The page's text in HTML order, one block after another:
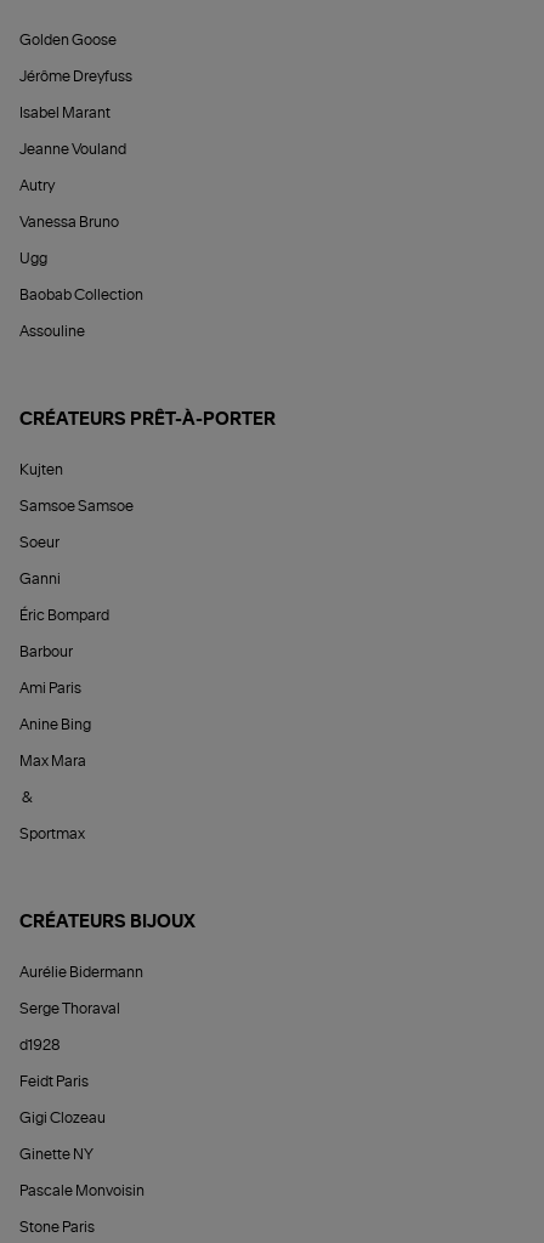
Golden Goose
Jérôme Dreyfuss
Isabel Marant
Jeanne Vouland
Autry
Vanessa Bruno
Ugg
Baobab Collection
Assouline
CRÉATEURS PRÊT-À-PORTER
Kujten
Samsoe Samsoe
Soeur
Ganni
Éric Bompard
Barbour
Ami Paris
Anine Bing
Max Mara
&
Sportmax
CRÉATEURS BIJOUX
Aurélie Bidermann
Serge Thoraval
d1928
Feidt Paris
Gigi Clozeau
Ginette NY
Pascale Monvoisin
Stone Paris